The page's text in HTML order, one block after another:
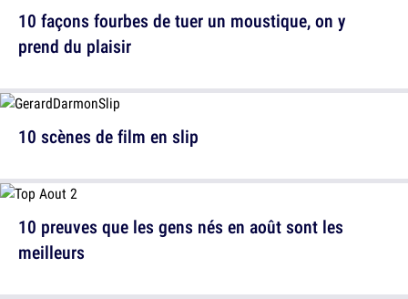
10 façons fourbes de tuer un moustique, on y
prend du plaisir
10 preuves que les gens nés en août sont les
meilleurs
10 scènes de film en slip